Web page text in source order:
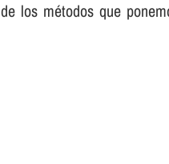
los métodos que